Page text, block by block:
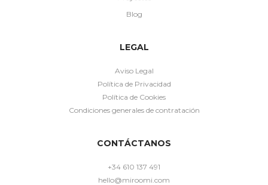
Blog
LEGAL
Aviso Legal
Política de Privacidad
Política de Cookies
Condiciones generales de contratación
CONTÁCTANOS
+34 610 137 491
hello@miroomi.com